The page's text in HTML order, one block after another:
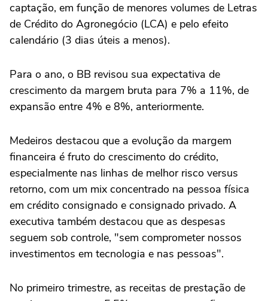
captação, ‌em função de menores volumes de Letras
de Crédito do Agronegócio (LCA) e pelo efeito
calendário (3 dias úteis a menos).
Para o ano, o BB revisou sua expectativa de
crescimento da margem bruta para 7% a 11%, de
expansão entre 4% e 8%, anteriormente.
Medeiros destacou que a evolução da margem
⁠financeira é fruto do crescimento do crédito,
especialmente nas linhas de melhor risco versus
retorno, com um mix concentrado na pessoa física
em crédito consignado e consignado privado. A
executiva também destacou que as despesas
seguem sob controle, "sem comprometer nossos
investimentos em tecnologia e nas pessoas".
No primeiro trimestre, as receitas de prestação de